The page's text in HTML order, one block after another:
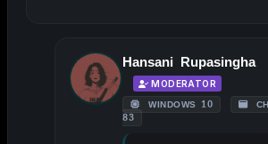
Hansani Rupasingha
MODERATOR
WINDOWS 10
83